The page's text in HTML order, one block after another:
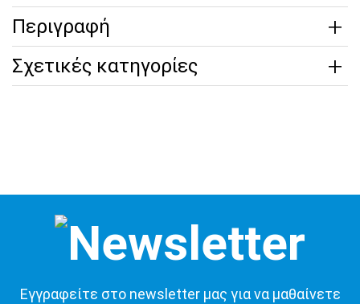
Περιγραφή
Σχετικές κατηγορίες
Εγγραφείτε στο newsletter μας για να μαθαίνετε